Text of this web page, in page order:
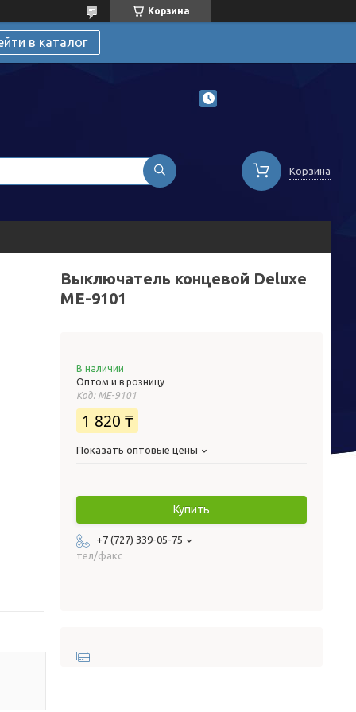
Корзина
в каталог
Корзина
Выключатель концевой Deluxe
МЕ-9101
В наличии
Оптом и в розницу
Код: МЕ-9101
1 820 ₸
Показать оптовые цены
Купить
+7 (727) 339-05-75
тел/факс